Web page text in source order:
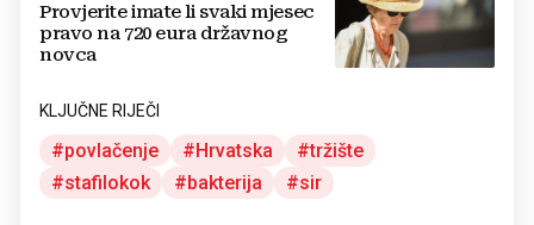
Provjerite imate li svaki mjesec
pravo na 720 eura državnog
novca
KLJUČNE RIJEČI
povlačenje Hrvatska
tržište
stafilokok
bakterija sir